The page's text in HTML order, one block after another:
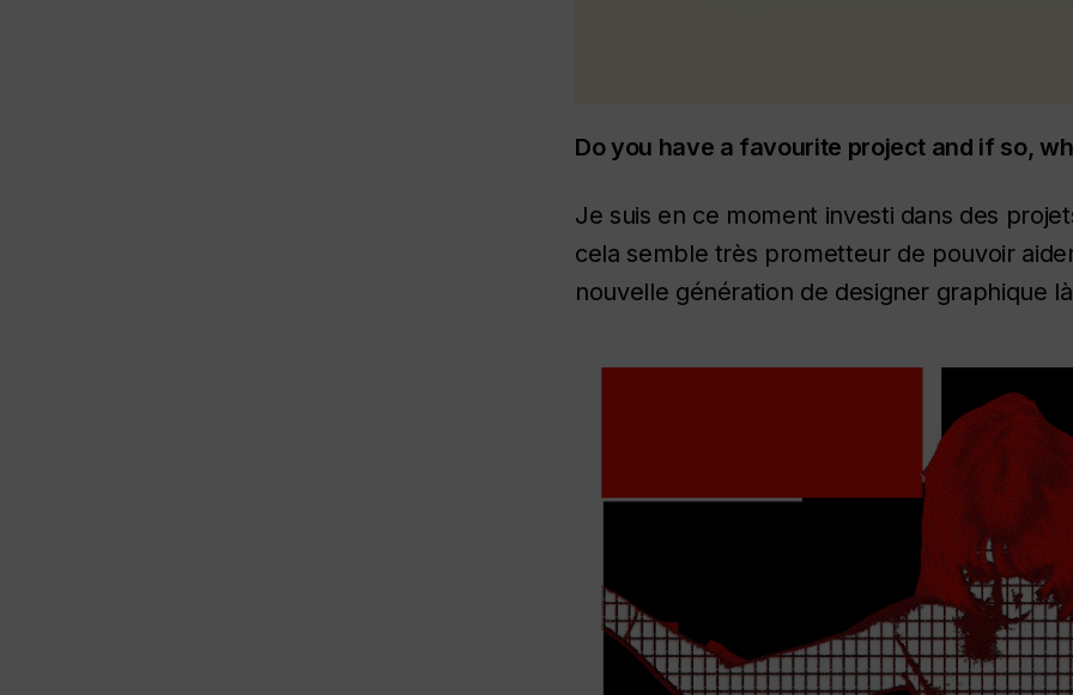
Do you have a favourite project and if so,
Je suis en ce moment investi dans des
cela semble très prometteur de pouvoir
nouvelle génération de designer graphique